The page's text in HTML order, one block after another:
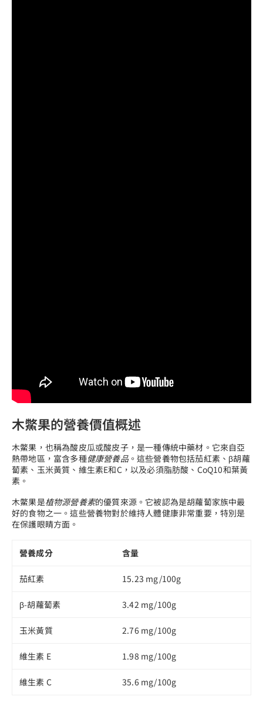
木鱉果的營養價值概述
木鱉果，也稱為酸皮瓜或酸皮子，是一種傳統中藥材。它來自亞
熱帶地區，富含多種健康營養品。這些營養物包括茄紅素、β胡蘿
蔔素、玉米黃質、維生素E和C，以及必須脂肪酸、CoQ10和葉黃
素。
木鱉果是植物源營養素的優質來源。它被認為是胡蘿蔔家族中最
好的食物之一。這些營養物對於維持人體健康非常重要，特別是
在保護眼睛方面。
營養成分 含量
茄紅素 15.23 mg/100g
β-胡蘿蔔素 3.42 mg/100g
玉米黃質 2.76 mg/100g
維生素 E 1.98 mg/100g
維生素 C 35.6 mg/100g